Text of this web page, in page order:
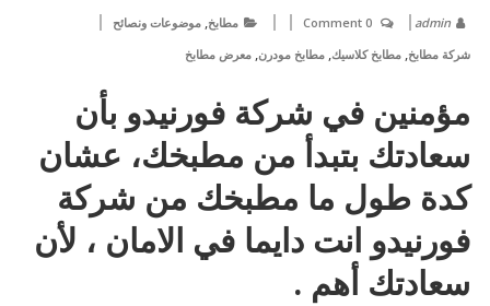
admin
0 Comment مطابخ, موضوعات ونصائح
شركة مطابخ, مطابخ كلاسيك, مطابخ مودرن, معرض مطابخ
مؤمنين في شركة فورنيدو بأن
سعادتك بتبدأ من مطبخك، عشان
كدة طول ما مطبخك من شركة
فورنيدو انت دايما في الامان ، لأن
سعادتك أهم .